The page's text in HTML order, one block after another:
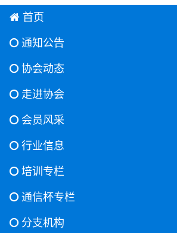
首页
通知公告
协会动态
走进协会
会员风采
行业信息
培训专栏
通信杯专栏
分支机构